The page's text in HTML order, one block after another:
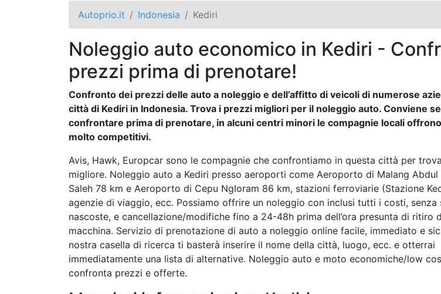
Autoprio.it Indonesia Kediri
Noleggio auto economico in Kediri -
prezzi prima di prenotare!
Confronto dei prezzi delle auto a noleggio e dell’affitto di veicoli di numerose
città di Kediri in Indonesia. Trova i prezzi migliori per il noleggio auto. Conviene
confrontare prima di prenotare, in alcuni centri minori le compagnie locali
molto competitivi.
Avis, Hawk, Europcar sono le compagnie che confrontiamo in questa città per
migliore. Noleggio auto a Kediri presso aeroporti come Aeroporto di Malang Abdul
Saleh 78 km e Aeroporto di Cepu Ngloram 86 km, stazioni ferroviarie (Stazione
agenzie di viaggio, ecc. Possiamo offrire un noleggio con inclusi tutti i costi, senza
nascoste, e cancellazione/modifiche fino a 24-48h prima dell’ora presunta di ritiro
macchina. Servizio di prenotazione di auto a noleggio online facile, immediato e
nostra casella di ricerca ti basterà inserire il nome della città, luogo, ecc. e otterrai
immediatamente una lista di alternative. Noleggio auto e moto economiche/low
confronta prezzi e offerte.